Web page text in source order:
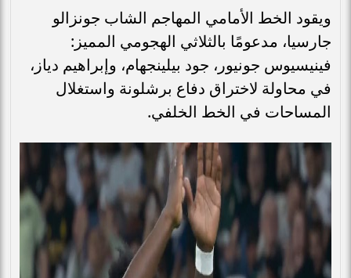
ويقود الخط الأمامي المهاجم الشاب جونزالو
جارسيا، مدعومًا بالثلاثي الهجومي المميز:
فينيسيوس جونيور، جود بيلينجهام، وإبراهيم دياز،
في محاولة لاختراق دفاع برشلونة واستغلال
المساحات في الخط الخلفي.